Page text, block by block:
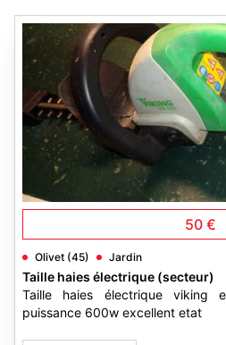
50 €
Olivet (45) Jardin
Taille haies électrique (secteur)
Taille haies électrique viking
puissance 600w excellent etat